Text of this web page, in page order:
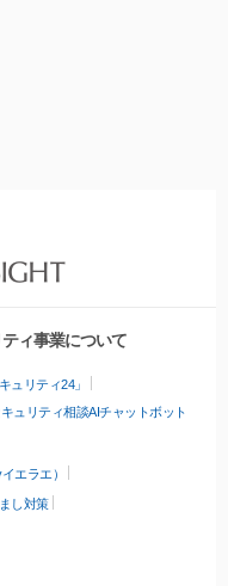
ィ事業について
ュリティ24」
ュリティ相談AIチャットボット
エラエ）
し対策